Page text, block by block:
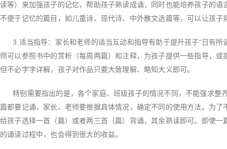
读等）来加强孩子的记忆，帮助孩子熟读成诵，同时也能培养孩子的语
不便于记忆的篇目，如儿童诗、现代诗、中外散文选篇等，可以让孩子
3. 适当指导：家长和老师的适当互动和指导有助于提升孩子“ 日有所
师可以参照书中的赏析（每周两篇）和注释，为孩子提供一些指导，或
但不必字字详解，孩子对作品只要大致理解、略知大义即可。
特别需要指出的是，各个家庭、班级孩子的情况不同，不能强求整
篇都要记诵，家长、老师要根据具体情况，确定不同的使用方法。为了
给孩子选择一首（篇）或者两三首（篇）背诵，其余熟读即可。即使一
的诵读过程中，也会得到很大的收益。